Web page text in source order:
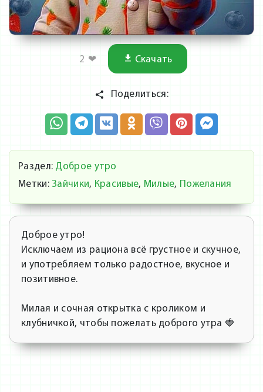
2 ❤ Скачать
Поделиться:
Раздел: Доброе утро
Метки: Зайчики, Красивые, Милые, Пожелания
Доброе утро!
Исключаем из рациона всё грустное и скучное,
и употребляем только радостное, вкусное и
позитивное.
Милая и сочная открытка с кроликом и
клубничкой, чтобы пожелать доброго утра 🍓